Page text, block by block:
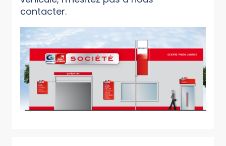
contacter.